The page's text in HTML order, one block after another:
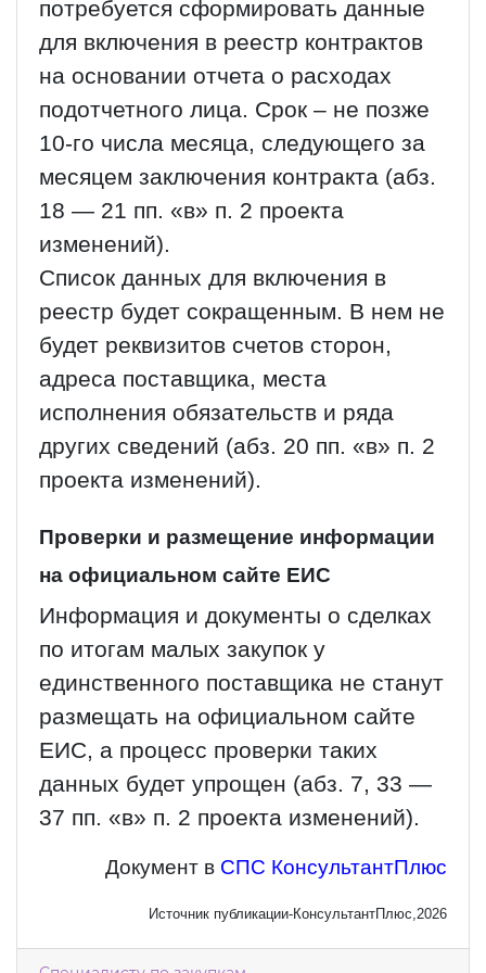
потребуется сформировать данные
для включения в реестр контрактов
на основании отчета о расходах
подотчетного лица. Срок – не позже
10-го числа месяца, следующего за
месяцем заключения контракта (абз.
18 — 21 пп. «в» п. 2 проекта
изменений).
Список данных для включения в
реестр будет сокращенным. В нем не
будет реквизитов счетов сторон,
адреса поставщика, места
исполнения обязательств и ряда
других сведений (абз. 20 пп. «в» п. 2
проекта изменений).
Проверки и размещение информации
на официальном сайте ЕИС
Информация и документы о сделках
по итогам малых закупок у
единственного поставщика не станут
размещать на официальном сайте
ЕИС, а процесс проверки таких
данных будет упрощен (абз. 7, 33 —
37 пп. «в» п. 2 проекта изменений).
Документ в СПС КонсультантПлюс
Источник публикации-КонсультантПлюс,2026